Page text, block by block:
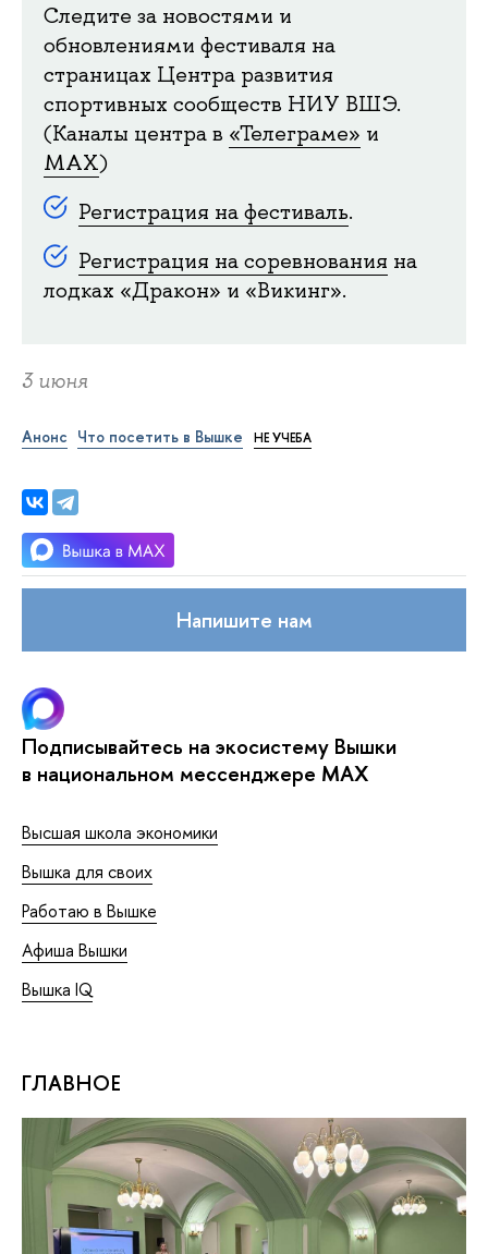
Следите за новостями и
обновлениями фестиваля на
страницах Центра развития
спортивных сообществ НИУ ВШЭ.
(Каналы центра в «Телеграме» и
МАХ)
Регистрация на фестиваль.
Регистрация на соревнования на
лодках «Дракон» и «Викинг».
3 июня
Анонс Что посетить в Вышке НЕ УЧЕБА
Напишите нам
Подписывайтесь на экосистему Вышки
в национальном мессенджере MAX
Высшая школа экономики
Вышка для своих
Работаю в Вышке
Афиша Вышки
Вышка IQ
ГЛАВНОЕ